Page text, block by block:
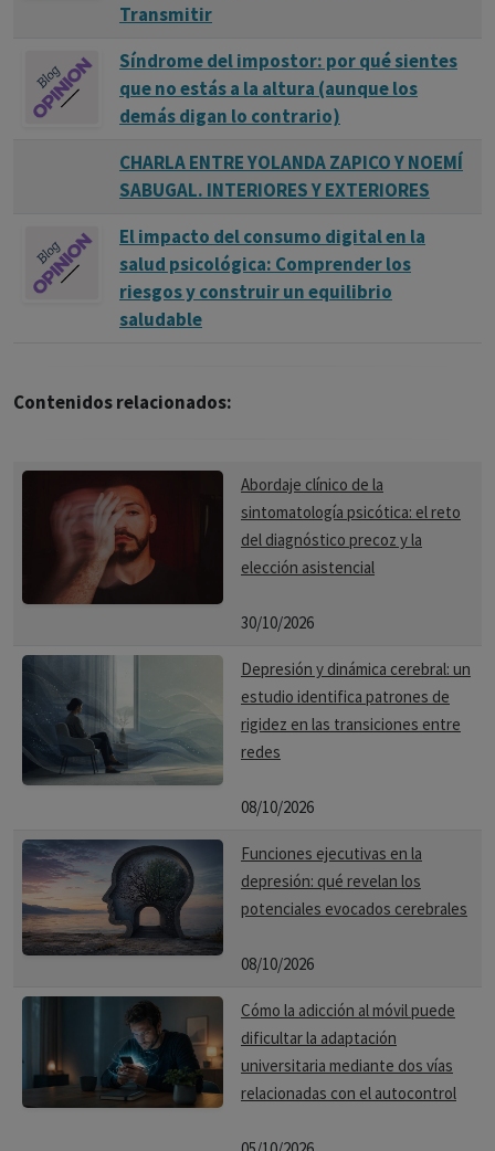
Transmitir
Síndrome del impostor: por qué sientes
que no estás a la altura (aunque los
demás digan lo contrario)
CHARLA ENTRE YOLANDA ZAPICO Y NOEMÍ
SABUGAL. INTERIORES Y EXTERIORES
El impacto del consumo digital en la
salud psicológica: Comprender los
riesgos y construir un equilibrio
saludable
Contenidos relacionados:
Abordaje clínico de la
sintomatología psicótica: el reto
del diagnóstico precoz y la
elección asistencial
30/10/2026
Depresión y dinámica cerebral: un
estudio identifica patrones de
rigidez en las transiciones entre
redes
08/10/2026
Funciones ejecutivas en la
depresión: qué revelan los
potenciales evocados cerebrales
08/10/2026
Cómo la adicción al móvil puede
dificultar la adaptación
universitaria mediante dos vías
relacionadas con el autocontrol